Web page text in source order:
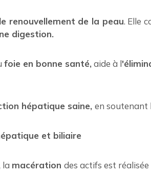
renouvellement de la peau. Elle
digestion.
foie en bonne santé,aide à l
hépatique saine,en soutenant
et biliaire
la macérationdes actifs est réalisée